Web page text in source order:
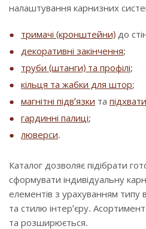
налаштування карнизних
тримачі (кронштейни) до
декоративні закінчення;
труби (штанги) та профілі;
кільця та жабки для штор;
магнітні підв’язки та
гардинні палиці;
люверси.
Каталог дозволяє підібрати
сформувати індивідуальну
елементів з урахуванням типу
та стилю інтер’єру.
та розширюється.